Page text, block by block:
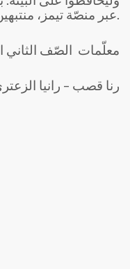
عبر منصّة تيمز، منتبهين إلى معايير نجاح مهارات العرض.
معلّمات الصّف الثاني
رنا قصب – رانيا